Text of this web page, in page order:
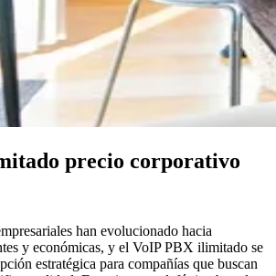
precio corporativo
han evolucionado hacia
y económicas, y el VoIP PBX ilimitado se
estratégica para compañías que buscan